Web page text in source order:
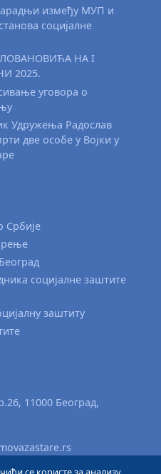
између МУП и
социјалне
НА I
2025.
уговора о
Удружења Радослав
две особе у Војки у
Србије
социјалне заштите
заштиту
11000 Београд,